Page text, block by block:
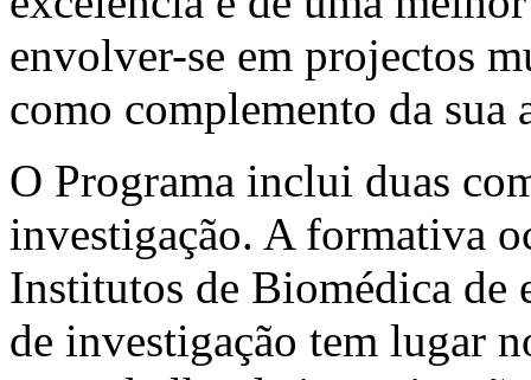
envolver-se em projectos
como complemento da
O Programa inclui duas
investigação. A formativa
Institutos de Biomédica de
de investigação tem lugar